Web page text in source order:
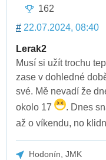
162
# 22.07.2024, 08:40
Lerak2
Musí si užít trochu
zase v dohledné
své. Mě nevadí že
okolo 17
. Dnes
až o víkendu, no
Hodonín, JMK